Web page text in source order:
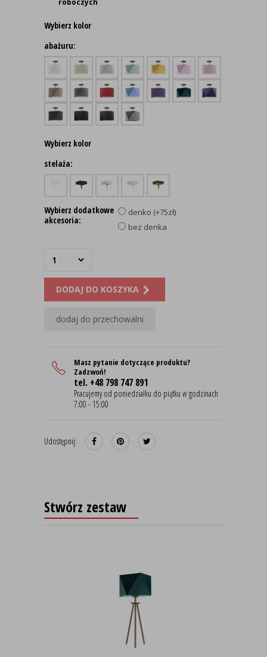
roboczych
Wybierz kolor
abażuru:
Wybierz kolor
stelaża:
Wybierz dodatkowe
akcesoria:
denko (+75zł)
bez denka
DODAJ DO KOSZYKA
dodaj do przechowalni
Masz pytanie dotyczące produktu?
Zadzwoń!
tel. +48 798 747 891
Pracujemy od poniedziałku do piątku w godzinach
7:00 - 15:00
Udostępnij:
Stwórz zestaw